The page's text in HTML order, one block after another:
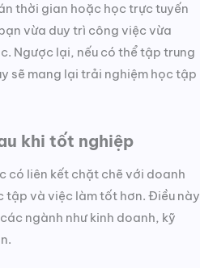
thời gian hoặc học trực tuyến
vừa duy trì công việc vừa
Ngược lại, nếu có thể tập trung
sẽ mang lại trải nghiệm học tập
khi tốt nghiệp
có liên kết chặt chẽ với doanh
tập và việc làm tốt hơn. Điều này
ngành như kinh doanh, kỹ